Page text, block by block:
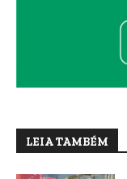
LEIA TAMBÉM